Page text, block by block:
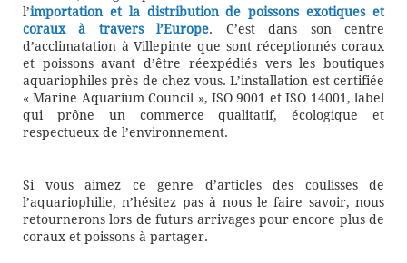
l’importation et la distribution de poissons exotiques et
coraux à travers l’Europe. C’est dans son centre
d’acclimatation à Villepinte que sont réceptionnés coraux
et poissons avant d’être réexpédiés vers les boutiques
aquariophiles près de chez vous. L’installation est certifiée
« Marine Aquarium Council », ISO 9001 et ISO 14001, label
qui prône un commerce qualitatif, écologique et
respectueux de l’environnement.
Si vous aimez ce genre d’articles des coulisses de
l’aquariophilie, n’hésitez pas à nous le faire savoir, nous
retournerons lors de futurs arrivages pour encore plus de
coraux et poissons à partager.